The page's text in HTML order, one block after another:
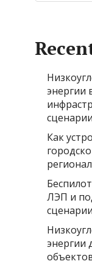
энергии
Как
ЛЭП и
энергии